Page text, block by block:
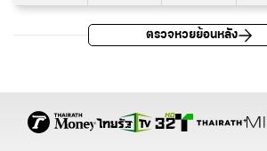
ตรวจหวยย้อนหลัง